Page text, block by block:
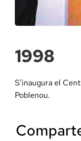
1998
S’inaugura el
Poblenou.